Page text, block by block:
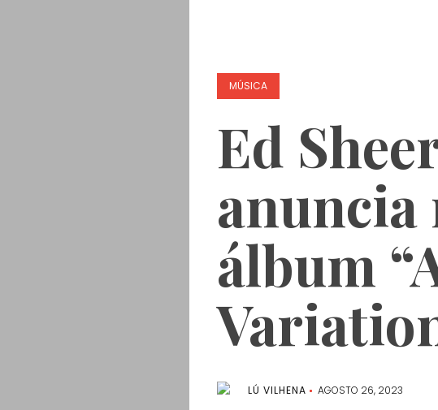
MÚSICA
Ed
anuncia
álbum
LÚ VILHENA AGOSTO 26, 2023